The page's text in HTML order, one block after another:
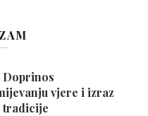
Doprinos
vjere i izraz
tradicije